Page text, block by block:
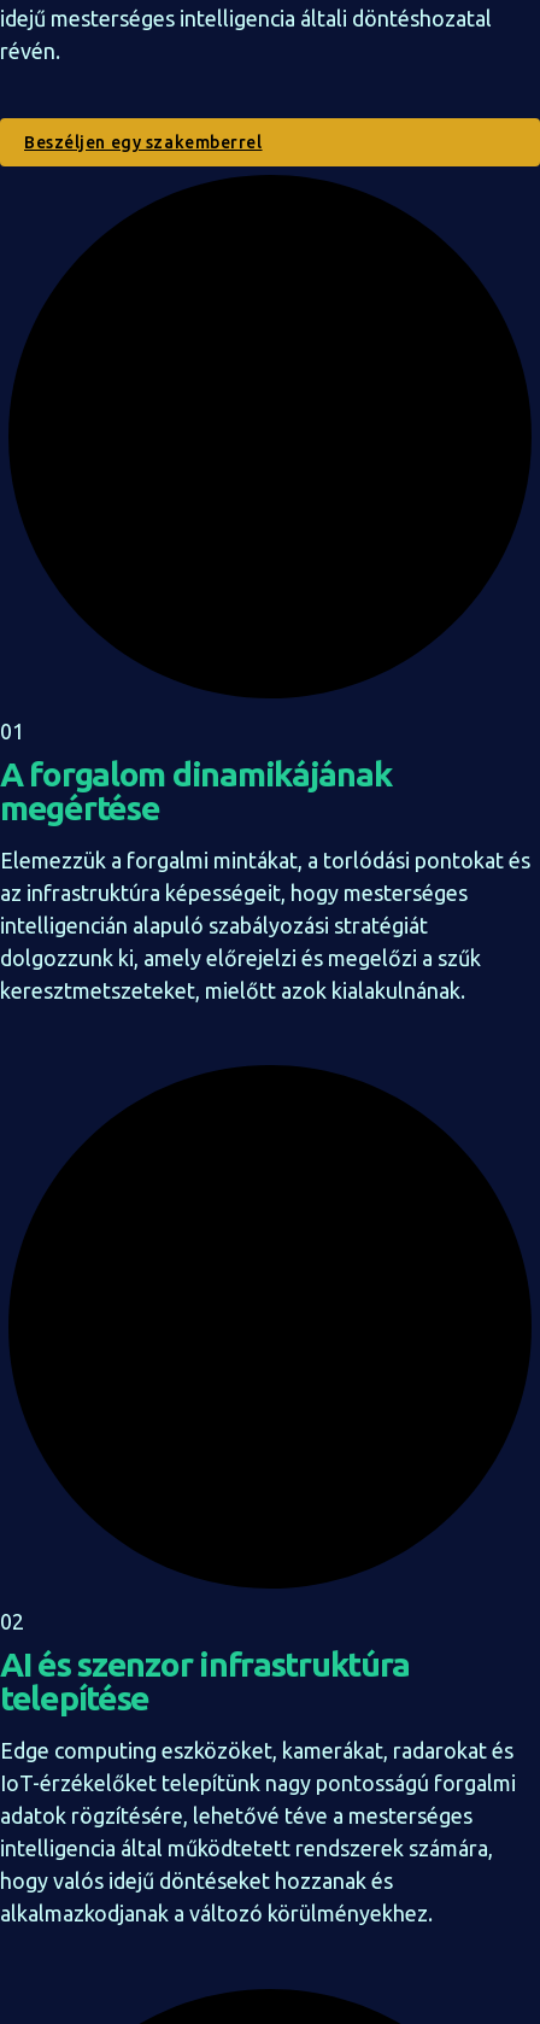
idejű mesterséges intelligencia általi döntéshozatal
révén.
Beszéljen egy szakemberrel
01
A forgalom dinamikájának
megértése
Elemezzük a forgalmi mintákat, a torlódási pontokat és
az infrastruktúra képességeit, hogy mesterséges
intelligencián alapuló szabályozási stratégiát
dolgozzunk ki, amely előrejelzi és megelőzi a szűk
keresztmetszeteket, mielőtt azok kialakulnának.
02
AI és szenzor infrastruktúra
telepítése
Edge computing eszközöket, kamerákat, radarokat és
IoT-érzékelőket telepítünk nagy pontosságú forgalmi
adatok rögzítésére, lehetővé téve a mesterséges
intelligencia által működtetett rendszerek számára,
hogy valós idejű döntéseket hozzanak és
alkalmazkodjanak a változó körülményekhez.